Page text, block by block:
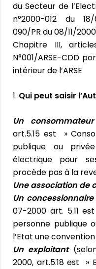
du Secteur de
n°2000-012 du
090/PR du 08/11/
Chapitre III,
N°001/ARSE-CDD
intérieur de l’ARSE
1. Qui peut saisir
Un consommateur
art.5.15 est »
publique ou
électrique pour
procède pas à la
Une association de
Un concessionnaire
07-2000 art. 5.11
personne publique
l’Etat une
Un exploitant
2000, art.5.18 est »